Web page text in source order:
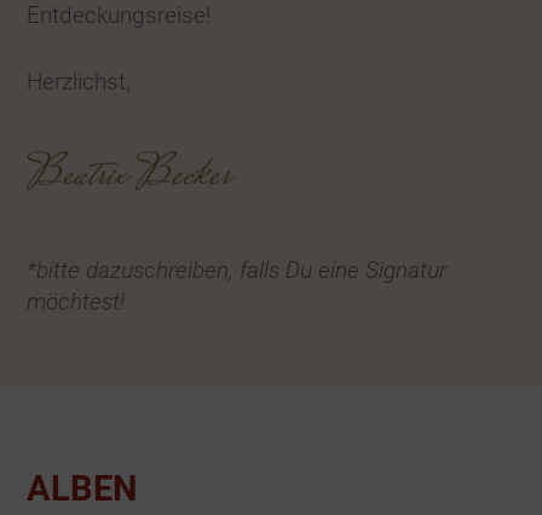
Entdeckungsreise!
Herzlichst,
Beatrix Becker
*bitte dazuschreiben, falls Du eine Signatur
möchtest!
ALBEN